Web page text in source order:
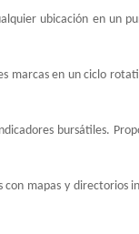
ubicación en un
marcas en un ciclo
bursátiles.
mapas y directorios